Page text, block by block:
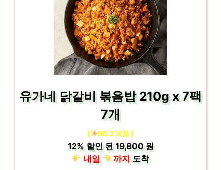
유가네 닭갈비 볶음밥 210g x 7팩
7개
[ NO.2 제품 ]
12%할인 된19,800 원
내일
까지도착